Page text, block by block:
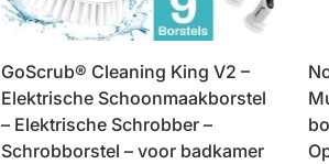
GoScrub® Cleaning King V2 –
Elektrische Schoonmaakborstel
– Elektrische Schrobber –
Schrobborstel – voor badkamer